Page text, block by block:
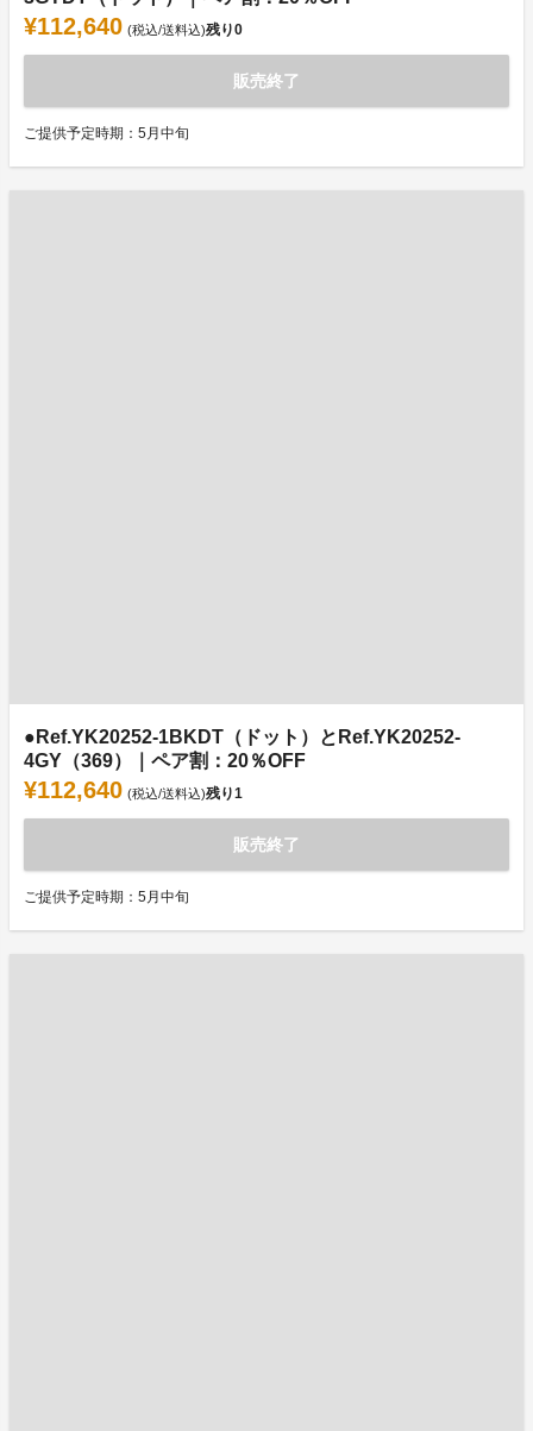
¥112,640 (税込/送料込)残り0
販売終了
ご提供予定時期：5月中旬
●Ref.YK20252-1BKDT（ドット）とRef.YK20252-
4GY（369）｜ペア割：20％OFF
¥112,640 (税込/送料込)残り1
販売終了
ご提供予定時期：5月中旬